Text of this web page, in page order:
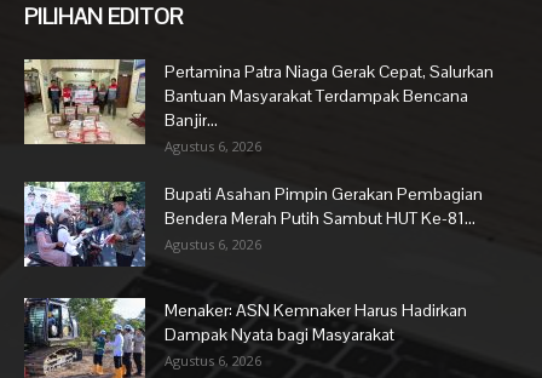
PILIHAN EDITOR
Pertamina Patra Niaga Gerak Cepat, Salurkan
Bantuan Masyarakat Terdampak Bencana
Banjir...
Agustus 6, 2026
Bupati Asahan Pimpin Gerakan Pembagian
Bendera Merah Putih Sambut HUT Ke-81...
Agustus 6, 2026
Menaker: ASN Kemnaker Harus Hadirkan
Dampak Nyata bagi Masyarakat
Agustus 6, 2026